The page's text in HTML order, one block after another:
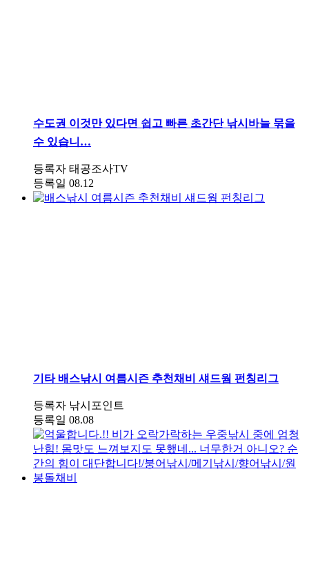
수도권 이것만 있다면 쉽고 빠른 초간단 낚시바늘 묶을
수 있습니…
등록자 태공조사TV
등록일 08.12
기타 배스낚시 여름시즌 추천채비 섀드웜 펀칭리그
등록자 낚시포인트
등록일 08.08